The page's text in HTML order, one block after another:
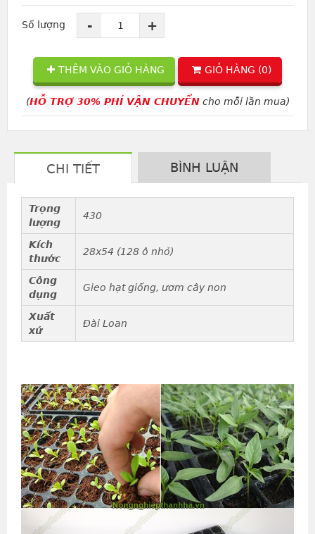
Số lượng - +
THÊM VÀO GIỎ HÀNG GIỎ HÀNG (0)
(HỖ TRỢ 30% PHÍ VẬN CHUYỂNcho mỗi lần mua)
CHI TIẾT BÌNH LUẬN
Trọng
lượng
430
Kích
thước
28x54 (128 ô nhỏ)
Công
dụng
Gieo hạt giống, ươm cây non
Xuất
xứ
Đài Loan